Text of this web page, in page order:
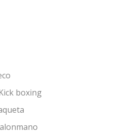
boxing